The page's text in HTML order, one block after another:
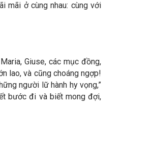
mãi ở cùng nhau: cùng với
Giuse, các mục đồng,
lao, và cũng choáng ngợp!
người lữ hành hy vọng,”
bước đi và biết mong đợi,